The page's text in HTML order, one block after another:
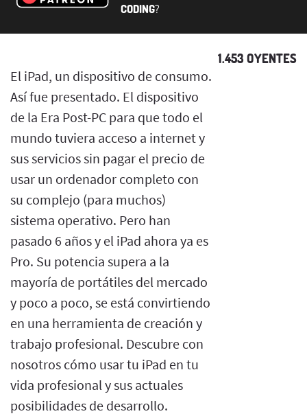
CODING?
1.453 OYENTES
El iPad, un dispositivo de consumo.
Así fue presentado. El dispositivo
de la Era Post-PC para que todo el
mundo tuviera acceso a internet y
sus servicios sin pagar el precio de
usar un ordenador completo con
su complejo (para muchos)
sistema operativo. Pero han
pasado 6 años y el iPad ahora ya es
Pro. Su potencia supera a la
mayoría de portátiles del mercado
y poco a poco, se está convirtiendo
en una herramienta de creación y
trabajo profesional. Descubre con
nosotros cómo usar tu iPad en tu
vida profesional y sus actuales
posibilidades de desarrollo.